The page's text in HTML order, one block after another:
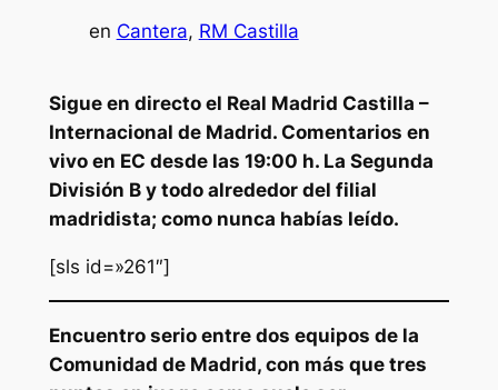
en Cantera, RM Castilla
Sigue en directo el Real Madrid Castilla –
Internacional de Madrid. Comentarios en
vivo en EC desde las 19:00 h. La Segunda
División B y todo alrededor del filial
madridista; como nunca habías leído.
[sls id=»261″]
Encuentro serio entre dos equipos de la
Comunidad de Madrid, con más que tres